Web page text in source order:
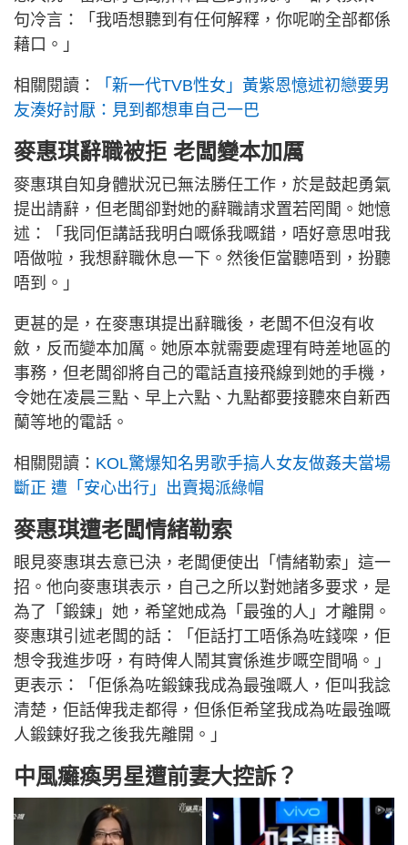
句冷言：「我唔想聽到有任何解釋，你呢啲全部都係
藉口。」
相關閱讀：
「新一代TVB性女」黃紫恩憶述初戀要男
友湊好討厭：見到都想車自己一巴
麥惠琪辭職被拒 老闆變本加厲
麥惠琪自知身體狀況已無法勝任工作，於是鼓起勇氣
提出請辭，但老闆卻對她的辭職請求置若罔聞。她憶
述：「我同佢講話我明白嘅係我嘅錯，唔好意思咁我
唔做啦，我想辭職休息一下。然後佢當聽唔到，扮聽
唔到。」
更甚的是，在麥惠琪提出辭職後，老闆不但沒有收
斂，反而變本加厲。她原本就需要處理有時差地區的
事務，但老闆卻將自己的電話直接飛線到她的手機，
令她在凌晨三點、早上六點、九點都要接聽來自新西
蘭等地的電話。
相關閱讀： KOL驚爆知名男歌手搞人女友做姦夫當場
斷正 遭「安心出行」出賣揭派綠帽
麥惠琪遭老闆情緒勒索
眼見麥惠琪去意已決，老闆便使出「情緒勒索」這一
招。他向麥惠琪表示，自己之所以對她諸多要求，是
為了「鍛鍊」她，希望她成為「最強的人」才離開。
麥惠琪引述老闆的話：「佢話打工唔係為咗錢㗎，佢
想令我進步呀，有時俾人鬧其實係進步嘅空間喎。」
更表示：「佢係為咗鍛鍊我成為最強嘅人，佢叫我諗
清楚，佢話俾我走都得，但係佢希望我成為咗最強嘅
人鍛鍊好我之後我先離開。」
中風癱瘓男星遭前妻大控訴？